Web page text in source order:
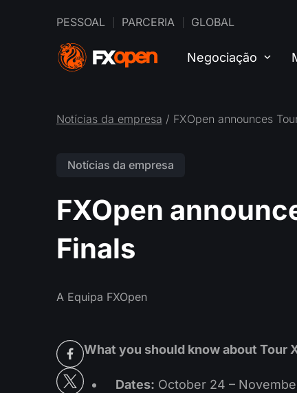
PESSOAL PARCERIA GLOBAL
Negociação
Notícias da empresa / FXOpen announces
Notícias da empresa
FXOpen
Finals
A Equipa FXOpen
What you should know about Tour
Dates: October 24 –